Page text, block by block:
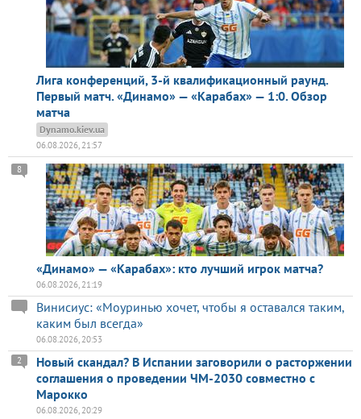
Лига конференций, 3-й квалификационный раунд.
Первый матч. «Динамо» — «Карабах» — 1:0. Обзор
матча
Dynamo.kiev.ua
06.08.2026, 21:57
«Динамо» — «Карабах»: кто лучший игрок матча?
8
06.08.2026, 21:19
Винисиус: «Моуринью хочет, чтобы я оставался таким,
каким был всегда»
06.08.2026, 20:53
Новый скандал? В Испании заговорили о расторжении
соглашения о проведении ЧМ-2030 совместно с
Марокко
2
06.08.2026, 20:29